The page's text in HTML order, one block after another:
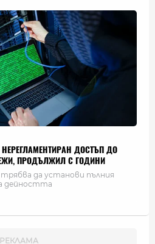
НЕРЕГЛАМЕНТИРАН ДОСТЪП ДО
ПРОДЪЛЖИЛ С ГОДИНИ
да установи пълния
дейността